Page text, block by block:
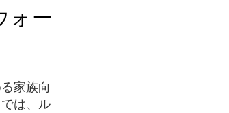
ォー
家族向
は、ル